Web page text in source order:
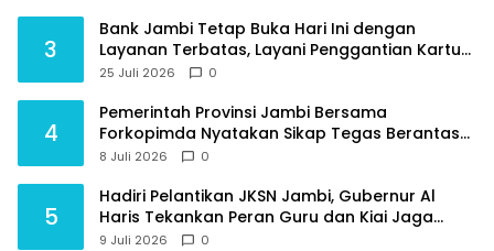
3
Bank Jambi Tetap Buka Hari Ini dengan
Layanan Terbatas, Layani Penggantian Kartu
ATM dan Perubahan PIN
25 Juli 2026 0
4
Pemerintah Provinsi Jambi Bersama
Forkopimda Nyatakan Sikap Tegas Berantas
Geng Motor
8 Juli 2026 0
5
Hadiri Pelantikan JKSN Jambi, Gubernur Al
Haris Tekankan Peran Guru dan Kiai Jaga
Moral Generasi Bangsa
9 Juli 2026 0